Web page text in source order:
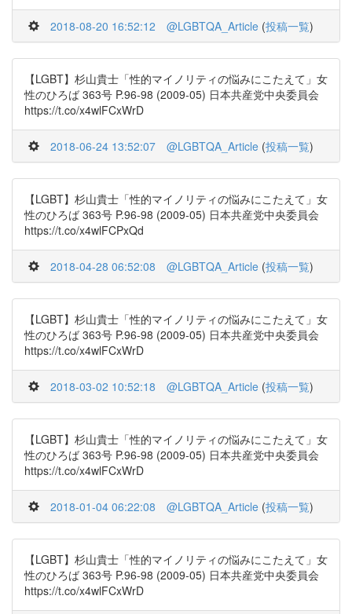
2018-08-20 16:52:12 @LGBTQA_Article (投稿一覧)
【LGBT】杉山貴士「性的マイノリティの悩みにこたえて」女
性のひろば 363号 P.96-98 (2009-05) 日本共産党中央委員会
https://t.co/x4wlFCxWrD
2018-06-24 13:52:07 @LGBTQA_Article (投稿一覧)
【LGBT】杉山貴士「性的マイノリティの悩みにこたえて」女
性のひろば 363号 P.96-98 (2009-05) 日本共産党中央委員会
https://t.co/x4wlFCPxQd
2018-04-28 06:52:08 @LGBTQA_Article (投稿一覧)
【LGBT】杉山貴士「性的マイノリティの悩みにこたえて」女
性のひろば 363号 P.96-98 (2009-05) 日本共産党中央委員会
https://t.co/x4wlFCxWrD
2018-03-02 10:52:18 @LGBTQA_Article (投稿一覧)
【LGBT】杉山貴士「性的マイノリティの悩みにこたえて」女
性のひろば 363号 P.96-98 (2009-05) 日本共産党中央委員会
https://t.co/x4wlFCxWrD
2018-01-04 06:22:08 @LGBTQA_Article (投稿一覧)
【LGBT】杉山貴士「性的マイノリティの悩みにこたえて」女
性のひろば 363号 P.96-98 (2009-05) 日本共産党中央委員会
https://t.co/x4wlFCxWrD